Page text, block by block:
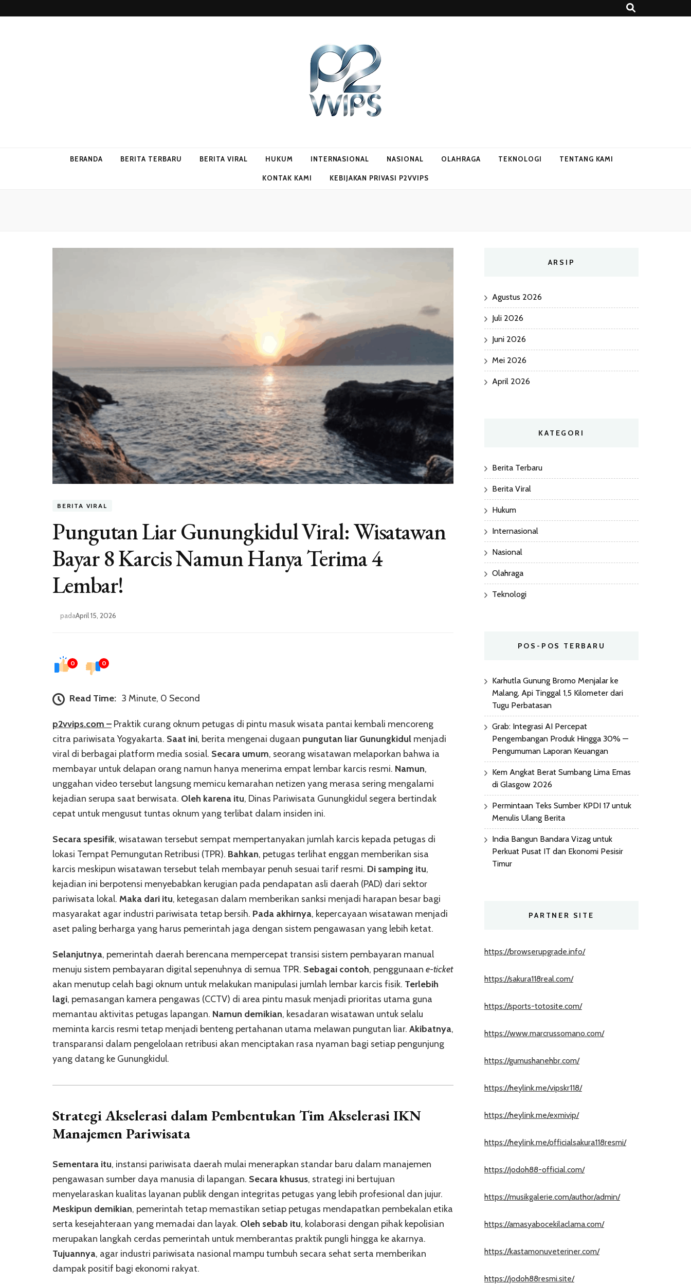
BERANDA BERITA TERBARU BERITA VIRAL HUKUM INTERNASIONAL NASIONAL OLAHRAGA TEKNOLOGI TENTANG KAMI
KONTAK KAMI KEBIJAKAN PRIVASI P2VVIPS
BERITA VIRAL
Pungutan Liar Gunungkidul Viral: Wisatawan
Bayar 8 Karcis Namun Hanya Terima 4
Lembar!
padaApril 15, 2026
0 0
Read Time: 3 Minute, 0 Second
p2vvips.com – Praktik curang oknum petugas di pintu masuk wisata pantai kembali mencoreng
citra pariwisata Yogyakarta. Saat ini, berita mengenai dugaan pungutan liar Gunungkidul menjadi
viral di berbagai platform media sosial. Secara umum, seorang wisatawan melaporkan bahwa ia
membayar untuk delapan orang namun hanya menerima empat lembar karcis resmi. Namun,
unggahan video tersebut langsung memicu kemarahan netizen yang merasa sering mengalami
kejadian serupa saat berwisata. Oleh karena itu, Dinas Pariwisata Gunungkidul segera bertindak
cepat untuk mengusut tuntas oknum yang terlibat dalam insiden ini.
Secara spesifik, wisatawan tersebut sempat mempertanyakan jumlah karcis kepada petugas di
lokasi Tempat Pemungutan Retribusi (TPR). Bahkan, petugas terlihat enggan memberikan sisa
karcis meskipun wisatawan tersebut telah membayar penuh sesuai tarif resmi. Di samping itu,
kejadian ini berpotensi menyebabkan kerugian pada pendapatan asli daerah (PAD) dari sektor
pariwisata lokal. Maka dari itu, ketegasan dalam memberikan sanksi menjadi harapan besar bagi
masyarakat agar industri pariwisata tetap bersih. Pada akhirnya, kepercayaan wisatawan menjadi
aset paling berharga yang harus pemerintah jaga dengan sistem pengawasan yang lebih ketat.
Selanjutnya, pemerintah daerah berencana mempercepat transisi sistem pembayaran manual
menuju sistem pembayaran digital sepenuhnya di semua TPR. Sebagai contoh, penggunaan e-ticket
akan menutup celah bagi oknum untuk melakukan manipulasi jumlah lembar karcis fisik. Terlebih
lagi, pemasangan kamera pengawas (CCTV) di area pintu masuk menjadi prioritas utama guna
memantau aktivitas petugas lapangan. Namun demikian, kesadaran wisatawan untuk selalu
meminta karcis resmi tetap menjadi benteng pertahanan utama melawan pungutan liar. Akibatnya,
transparansi dalam pengelolaan retribusi akan menciptakan rasa nyaman bagi setiap pengunjung
yang datang ke Gunungkidul.
Strategi Akselerasi dalamPembentukan Tim Akselerasi IKN
Manajemen Pariwisata
Sementara itu, instansi pariwisata daerah mulai menerapkan standar baru dalam manajemen
pengawasan sumber daya manusia di lapangan. Secara khusus, strategi ini bertujuan
menyelaraskan kualitas layanan publik dengan integritas petugas yang lebih profesional dan jujur.
Meskipun demikian, pemerintah tetap memastikan setiap petugas mendapatkan pembekalan etika
serta kesejahteraan yang memadai dan layak. Oleh sebab itu, kolaborasi dengan pihak kepolisian
merupakan langkah cerdas pemerintah untuk memberantas praktik pungli hingga ke akarnya.
Tujuannya, agar industri pariwisata nasional mampu tumbuh secara sehat serta memberikan
dampak positif bagi ekonomi rakyat.
ARSIP
Agustus 2026
Juli 2026
Juni 2026
Mei 2026
April 2026
KATEGORI
Berita Terbaru
Berita Viral
Hukum
Internasional
Nasional
Olahraga
Teknologi
POS-POS TERBARU
Karhutla Gunung Bromo Menjalar ke
Malang, Api Tinggal 1,5 Kilometer dari
Tugu Perbatasan
Grab: Integrasi AI Percepat
Pengembangan Produk Hingga 30% —
Pengumuman Laporan Keuangan
Kem Angkat Berat Sumbang Lima Emas
di Glasgow 2026
Permintaan Teks Sumber KPDI 17 untuk
Menulis Ulang Berita
India Bangun Bandara Vizag untuk
Perkuat Pusat IT dan Ekonomi Pesisir
Timur
PARTNER SITE
https://browserupgrade.info/
https://sakura118real.com/
https://sports-totosite.com/
https://www.marcrussomano.com/
https://gumushanehbr.com/
https://heylink.me/vipskr118/
https://heylink.me/exmivip/
https://heylink.me/officialsakura118resmi/
https://jodoh88-official.com/
https://musikgalerie.com/author/admin/
https://amasyabocekilaclama.com/
https://kastamonuveteriner.com/
https://jodoh88resmi.site/